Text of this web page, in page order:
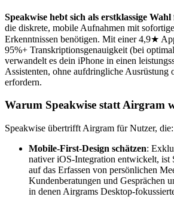
Speakwise hebt sich als erstklassige
die diskrete, mobile Aufnahmen mit
Erkenntnissen benötigen. Mit einer 4,9★
95%+ Transkriptionsgenauigkeit (bei
verwandelt es dein iPhone in einen
Assistenten, ohne aufdringliche Ausrüstung
erfordern.
Warum Speakwise statt Airgram
Speakwise übertrifft Airgram für Nutzer, die:
Mobile-First-Design schätzen:
nativer iOS-Integration entwickelt, ist
auf das Erfassen von persönlichen
Kundenberatungen und Gesprächen
in denen Airgrams Desktop-